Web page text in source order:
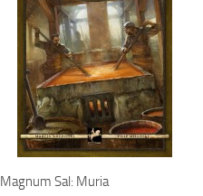
Magnum Sal: Muria